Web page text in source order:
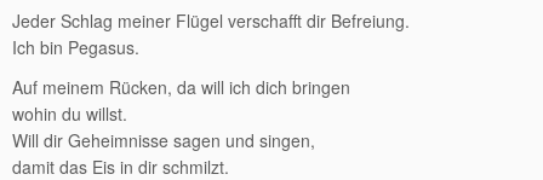
Jeder Schlag meiner Flügel verschafft dir Befreiung.
Ich bin Pegasus.
Auf meinem Rücken, da will ich dich bringen
wohin du willst.
Will dir Geheimnisse sagen und singen,
damit das Eis in dir schmilzt.